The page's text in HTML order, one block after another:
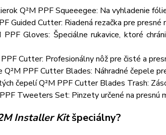
Q²M PPF Squeeegee: Na vyhladenie
Guided Cutter: Riadená rezačka pre
PPF Gloves: Špeciálne rukavice, ktoré
Cutter: Profesionálny nôž pre čisté a
Q²M PPF Cutter Blades: Náhradné čepele
čepelí Q²M PPF Cutter Blades Trash:
Tweeters Set: Pinzety určené na
Installer Kitšpeciálny?